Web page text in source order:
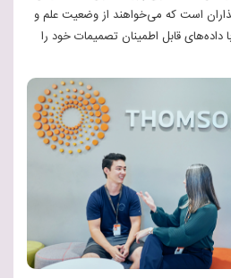
است که می‌خواهند از وضعیت علم و
قابل اطمینان تصمیمات خود را